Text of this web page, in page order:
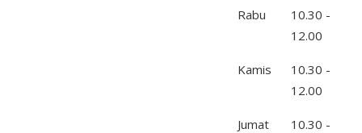
Rabu
10.30 -
12.00
Kamis
10.30 -
12.00
Jumat
10.30 -